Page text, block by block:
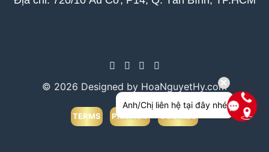
© 2026 Designed by HoaNguyetHy.com
TERMS PRIVACY
Anh/Chị liên hệ tại đây nhé